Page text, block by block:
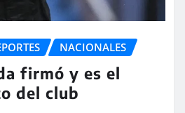
NACIONALES
firmó y es el
del club